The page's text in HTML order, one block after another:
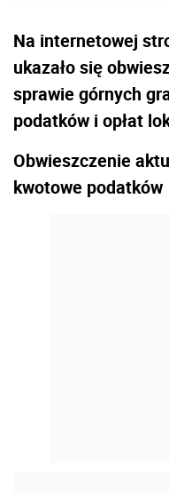
Na internetowej
ukazało się
sprawie górnych
podatków i opłat
Obwieszczenie
kwotowe podatków